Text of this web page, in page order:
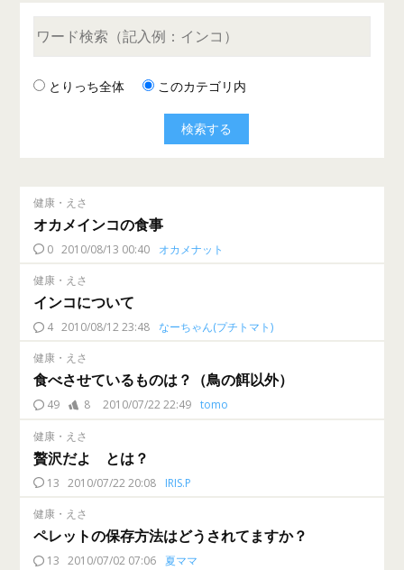
とりっち全体 このカテゴリ内
健康・えさ
オカメインコの食事
0 2010/08/13 00:40 オカメナット
健康・えさ
インコについて
4 2010/08/12 23:48 なーちゃん(プチトマト)
健康・えさ
食べさせているものは？（鳥の餌以外）
49 8 2010/07/22 22:49 tomo
健康・えさ
贅沢だよ とは？
13 2010/07/22 20:08 IRIS.P
健康・えさ
ペレットの保存方法はどうされてますか？
13 2010/07/02 07:06 夏ママ